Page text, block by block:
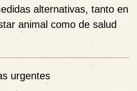
alternativas, tanto en
animal como de salud
urgentes